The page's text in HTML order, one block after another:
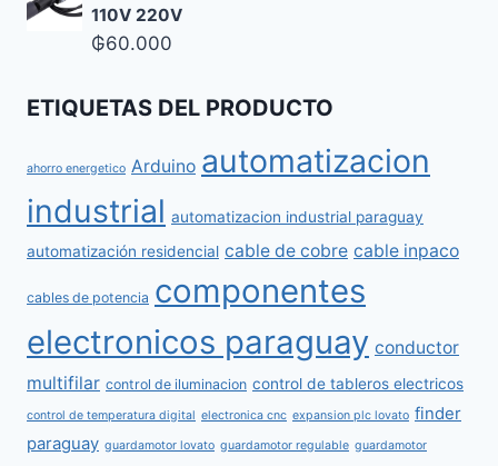
110V 220V
₲60.000
ETIQUETAS DEL PRODUCTO
ahorro energetico Arduino automatizacion
industrial automatizacion industrial paraguay
automatización residencial cable de cobre cable inpaco
cables de potencia componentes
electronicos paraguay conductor
multifilar control de iluminacion control de tableros electricos
control de temperatura digital electronica cnc expansion plc lovato finder
paraguay guardamotor lovato guardamotor regulable guardamotor